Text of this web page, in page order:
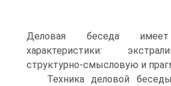
Деловая беседа
характеристики:
структурно-смысловую и
Техника деловой